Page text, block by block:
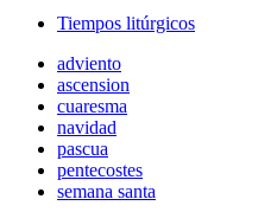
Tiempos litúrgicos
adviento
ascension
cuaresma
navidad
pascua
pentecostes
semana santa